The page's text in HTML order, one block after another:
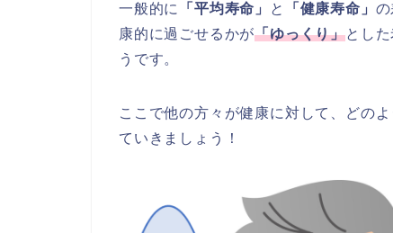
一般的に 「平均寿命」 と 「健康寿命」
康的に過ごせるかが「ゆっくり」とし
うです。
ここで他の方々が健康に対して、どの
ていきましょう！